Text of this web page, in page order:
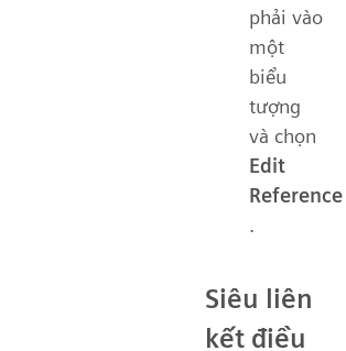
phải vào
một
biểu
tượng
và chọn
Edit
Reference
.
Siêu liên
kết điều